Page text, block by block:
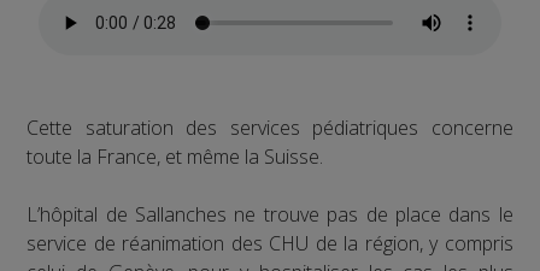
Cette saturation des services pédiatriques concerne
toute la France, et même la Suisse.
L’hôpital de Sallanches ne trouve pas de place dans le
service de réanimation des CHU de la région, y compris